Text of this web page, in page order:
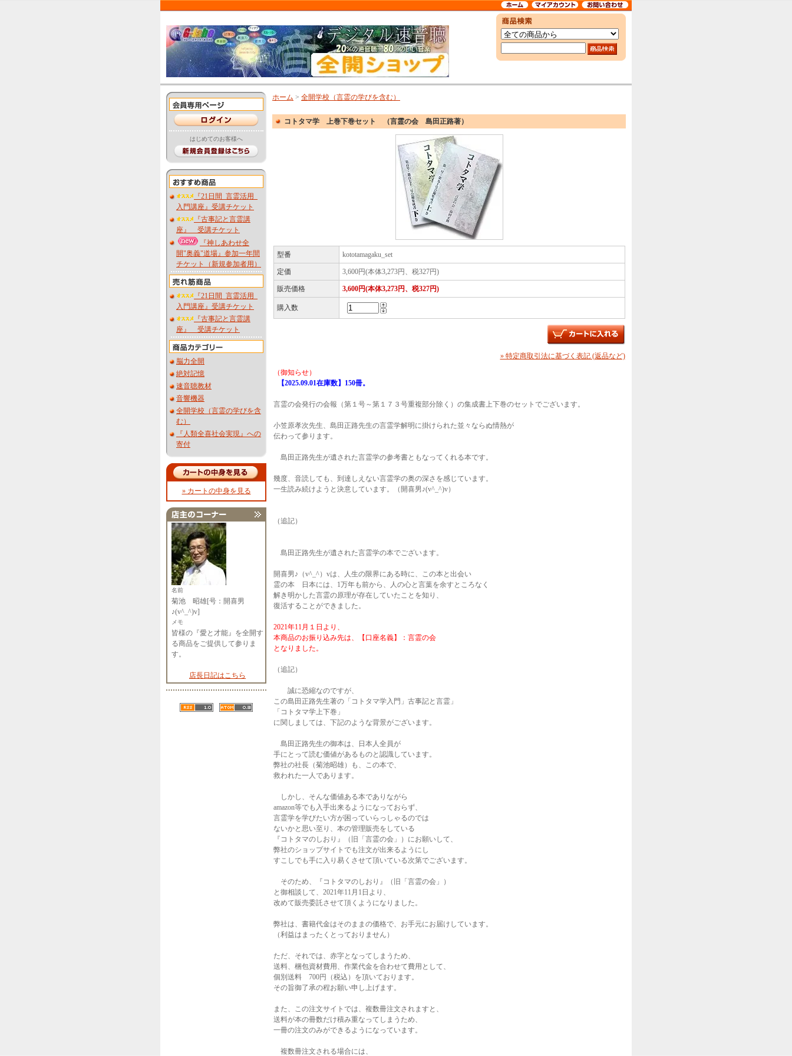
はじめてのお客様へ
『21日間_言霊活用_
入門講座』受講チケット
『古事記と言霊講
座』 受講チケット
『神しあわせ全
開"奥義"道場』参加一年間
チケット（新規参加者用）
『21日間_言霊活用_
入門講座』受講チケット
『古事記と言霊講
座』 受講チケット
脳力全開
絶対記憶
速音聴教材
音響機器
全開学校（言霊の学びを含
む）
『人類全喜社会実現』への
寄付
» カートの中身を見る
名前
菊池 昭雄[号：開喜男
♪(v^_^)v]
メモ
皆様の『愛と才能』を全開す
る商品をご提供して参りま
す。
店長日記はこちら
ホーム > 全開学校（言霊の学びを含む）
コトタマ学 上巻下巻セット （言霊の会 島田正路著）
型番 kototamagaku_set
定価 3,600円(本体3,273円、税327円)
販売価格 3,600円(本体3,273円、税327円)
購入数
» 特定商取引法に基づく表記 (返品など)
（御知らせ）
【2025.09.01在庫数】150冊。
言霊の会発行の会報（第１号～第１７３号重複部分除く）の集成書上下巻のセットでございます。
小笠原孝次先生、島田正路先生の言霊学解明に掛けられた並々ならぬ情熱が
伝わって参ります。
島田正路先生が遺された言霊学の参考書ともなってくれる本です。
幾度、音読しても、到達しえない言霊学の奥の深さを感じています。
一生読み続けようと決意しています。（開喜男♪(v^_^)v）
（追記）
島田正路先生が遺された言霊学の本でございます。
開喜男♪（v^_^）vは、人生の限界にある時に、この本と出会い
霊の本 日本には、1万年も前から、人の心と言葉を余すところなく
解き明かした言霊の原理が存在していたことを知り、
復活することができました。
2021年11月１日より、
本商品のお振り込み先は、【口座名義】：言霊の会
となりました。
（追記）
誠に恐縮なのですが、
この島田正路先生著の「コトタマ学入門」古事記と言霊」
「コトタマ学上下巻」
に関しましては、下記のような背景がございます。
島田正路先生の御本は、日本人全員が
手にとって読む価値があるものと認識しています。
弊社の社長（菊池昭雄）も、この本で、
救われた一人であります。
しかし、そんな価値ある本でありながら
amazon等でも入手出来るようになっておらず、
言霊学を学びたい方が困っていらっしゃるのでは
ないかと思い至り、本の管理販売をしている
『コトタマのしおり』（旧「言霊の会」）にお願いして、
弊社のショップサイトでも注文が出来るようにし
すこしでも手に入り易くさせて頂いている次第でございます。
そのため、『コトタマのしおり』（旧「言霊の会」）
と御相談して、2021年11月1日より、
改めて販売委託させて頂くようになりました。
弊社は、書籍代金はそのままの価格で、お手元にお届けしています。
（利益はまったくとっておりません）
ただ、それでは、赤字となってしまうため、
送料、梱包資材費用、作業代金を合わせて費用として、
個別送料 700円（税込）を頂いております。
その旨御了承の程お願い申し上げます。
また、この注文サイトでは、複数冊注文されますと、
送料が本の冊数だけ積み重なってしまうため、
一冊の注文のみができるようになっています。
複数冊注文される場合には、